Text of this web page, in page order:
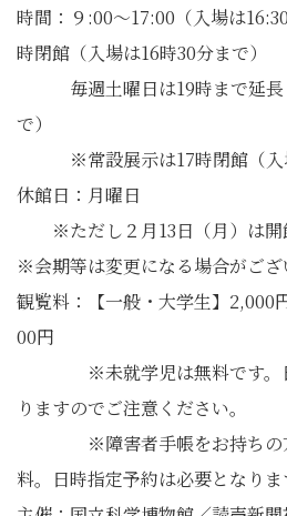
時間：９:00〜17:00（入場は
時閉館（入場は16時30分まで）
毎週土曜日は19時まで延長
で）
※常設展示は17時閉館（入場
休館日：月曜日
※ただし２月13日（月）は開
※会期等は変更になる場合がござ
観覧料：【一般・大学生】
00円
※未就学児は無料です。日
りますのでご注意ください。
※障害者手帳をお持ちの方
料。日時指定予約は必要となりま